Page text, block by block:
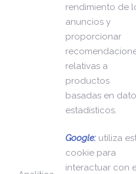
rendimiento de
anuncios y
proporcionar
relativas a
productos
basadas en
estadísticos.
Google: utiliza
cookie para
interactuar con